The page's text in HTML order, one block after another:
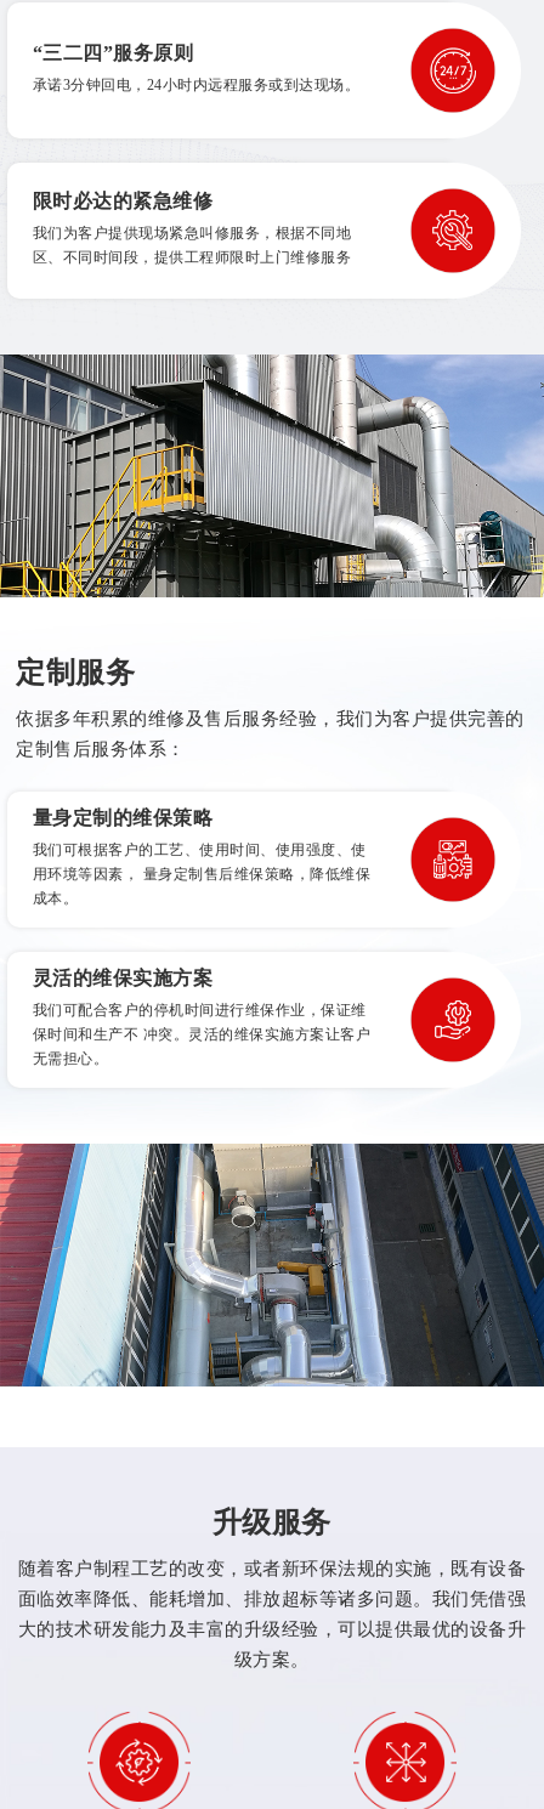
“三二四”服务原则
承诺3分钟回电，24小时内远程服务或到达现场。
限时必达的紧急维修
我们为客户提供现场紧急叫修服务，根据不同地
区、不同时间段，提供工程师限时上门维修服务
定制服务
依据多年积累的维修及售后服务经验，我们为客户提供完善的
定制售后服务体系：
量身定制的维保策略
我们可根据客户的工艺、使用时间、使用强度、使
用环境等因素， 量身定制售后维保策略，降低维保
成本。
灵活的维保实施方案
我们可配合客户的停机时间进行维保作业，保证维
保时间和生产不 冲突。灵活的维保实施方案让客户
无需担心。
升级服务
随着客户制程工艺的改变，或者新环保法规的实施，既有设备
面临效率降低、能耗增加、排放超标等诸多问题。我们凭借强
大的技术研发能力及丰富的升级经验，可以提供最优的设备升
级方案。